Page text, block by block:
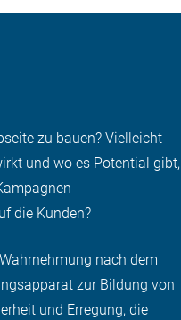
zu bauen? Viel leicht
und wo es Potential gibt,
die Kunden?
nach dem
zur Bildung von
und Erregung, die